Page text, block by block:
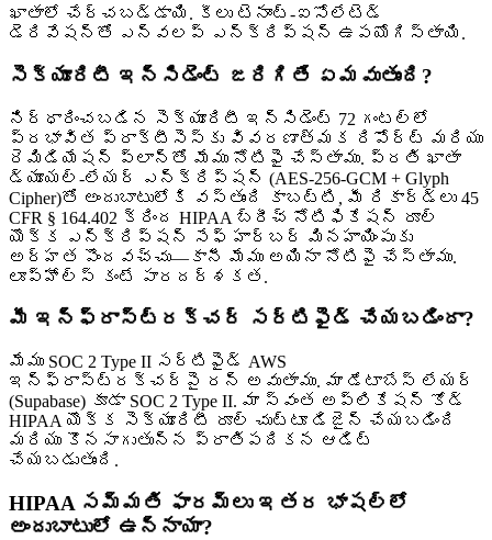
ఖాతాలో చేర్చబడ్డాయి. కీలు టెనాంట్-ఐసోలేటెడ్
డెరివేషన్‌తో ఎన్వలప్ ఎన్క్రిప్షన్ ఉపయోగిస్తాయి.
సెక్యూరిటీ ఇన్సిడెంట్ జరిగితే ఏమవుతుంది?
నిర్ధారించబడిన సెక్యూరిటీ ఇన్సిడెంట్ 72 గంటల్లో
ప్రభావిత ప్రాక్టీసెస్‌కు వివరణాత్మక రిపోర్ట్ మరియు
రెమిడియేషన్ ప్లాన్‌తో మేము నోటిఫై చేస్తాము. ప్రతి ఖాతా
డ్యూయల్-లేయర్ ఎన్క్రిప్షన్ (AES-256-GCM + Glyph
Cipher)తో అందుబాటులోకి వస్తుంది కాబట్టి, మీ రికార్డ్‌లు 45
CFR § 164.402 క్రింద HIPAA బ్రీచ్ నోటిఫికేషన్ రూల్
యొక్క ఎన్క్రిప్షన్ సేఫ్ హార్బర్ మినహాయింపుకు
అర్హత పొందవచ్చు—కానీ మేము అయినా నోటిఫై చేస్తాము.
లూప్‌హోల్స్ కంటే పారదర్శకత.
మీ ఇన్‌ఫ్రాస్ట్రక్చర్ సర్టిఫైడ్ చేయబడిందా?
మేము SOC 2 Type II సర్టిఫైడ్ AWS
ఇన్‌ఫ్రాస్ట్రక్చర్‌పై రన్ అవుతాము. మా డేటాబేస్ లేయర్
(Supabase) కూడా SOC 2 Type II. మా స్వంత అప్లికేషన్ కోడ్
HIPAA యొక్క సెక్యూరిటీ రూల్ చుట్టూ డిజైన్ చేయబడింది
మరియు కొనసాగుతున్న ప్రాతిపదికన ఆడిట్
చేయబడుతుంది.
HIPAA సమ్మతి ఫారమ్‌లు ఇతర భాషల్లో
అందుబాటులో ఉన్నాయా?